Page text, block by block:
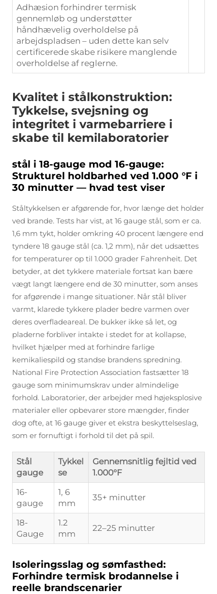
Adhæsion forhindrer termisk
gennemløb og understøtter
håndhævelig overholdelse på
arbejdspladsen – uden dette kan selv
certificerede skabe risikere manglende
overholdelse af reglerne.
Kvalitet i stålkonstruktion:
Tykkelse, svejsning og
integritet i varmebarriere i
skabe til kemilaboratorier
stål i 18-gauge mod 16-gauge:
Strukturel holdbarhed ved 1.000 °F i
30 minutter — hvad test viser
Ståltykkelsen er afgørende for, hvor længe det holder
ved brande. Tests har vist, at 16 gauge stål, som er ca.
1,6 mm tykt, holder omkring 40 procent længere end
tyndere 18 gauge stål (ca. 1,2 mm), når det udsættes
for temperaturer op til 1.000 grader Fahrenheit. Det
betyder, at det tykkere materiale fortsat kan bære
vægt langt længere end de 30 minutter, som anses
for afgørende i mange situationer. Når stål bliver
varmt, klarede tykkere plader bedre varmen over
deres overfladeareal. De bukker ikke så let, og
pladerne forbliver intakte i stedet for at kollapse,
hvilket hjælper med at forhindre farlige
kemikaliespild og standse brandens spredning.
National Fire Protection Association fastsætter 18
gauge som minimumskrav under almindelige
forhold. Laboratorier, der arbejder med højeksplosive
materialer eller opbevarer store mængder, finder
dog ofte, at 16 gauge giver et ekstra beskyttelseslag,
som er fornuftigt i forhold til det på spil.
Stål
gauge
Tykkel
se
Gennemsnitlig fejltid ved
1.000°F
16-
gauge
1, 6
mm
35+ minutter
18-
Gauge
1.2
mm
22–25 minutter
Isoleringsslag og sømfasthed:
Forhindre termisk brodannelse i
reelle brandscenarier